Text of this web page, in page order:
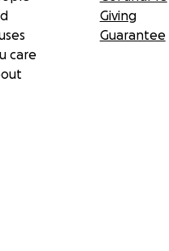
care
Giving
Guarantee